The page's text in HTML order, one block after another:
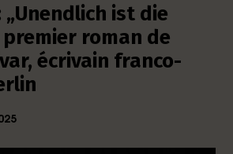
„Unendlich ist die
premier roman de
écrivain franco-